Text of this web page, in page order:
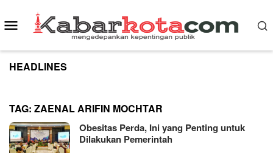
to
content
Mobile
Menu
HEADLINES
TAG: ZAENAL ARIFIN MOCHTAR
Obesitas Perda, Ini yang Penting untuk
Dilakukan Pemerintah